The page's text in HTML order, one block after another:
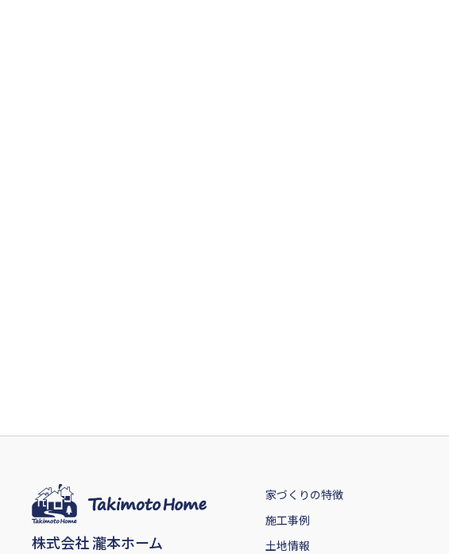
株式会社 瀧本ホーム
家づくりの特徴
施工事例
土地情報